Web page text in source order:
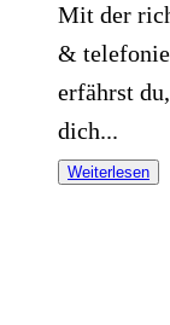
Mit der
&
erfährst
dich...
Weiterlesen